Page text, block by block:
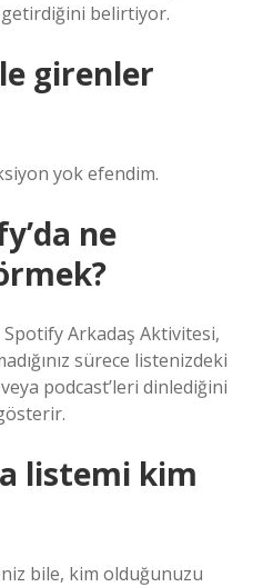
belirtiyor.
girenler
yok efendim.
ne
Spotify Arkadaş Aktivitesi,
sürece listenizdeki
podcast’leri dinlediğini
listemi kim
bile, kim olduğunuzu